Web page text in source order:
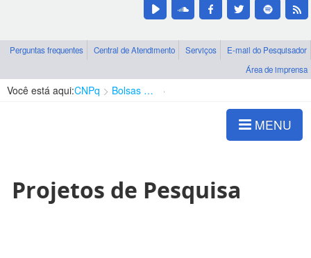
Perguntas frequentes Central de Atendimento Serviços
E-mail do Pesquisador
Área de imprensa
Você está aqui:CNPq Bolsas e Auxílios Vigentes
MENU
Projetos de Pesquisa